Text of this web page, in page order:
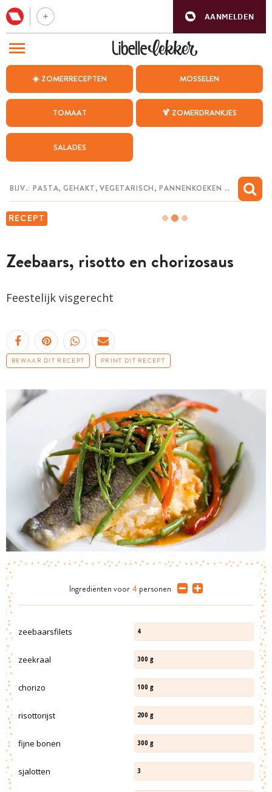
AANMELDEN
☀️ ZOMERRECEPTEN MOSSELEN
TOMAAT 🍹 ZOMERDRANKJES
SALADES
RECEPT
Zeebaars, risotto en chorizosaus
Feestelijk visgerecht
BEWAAR DIT RECEPT PRINT DIT RECEPT
Ingrediënten voor 4 personen
zeebaarsfilets 4
zeekraal 300 g
chorizo 100 g
risottorijst 200 g
fijne bonen 300 g
sjalotten 3
BEZOEK ONZE ANDERE WEBSITES
WEEKMENU
CHAT MET MAIA
MIJN BEWAARDE RECEPTEN